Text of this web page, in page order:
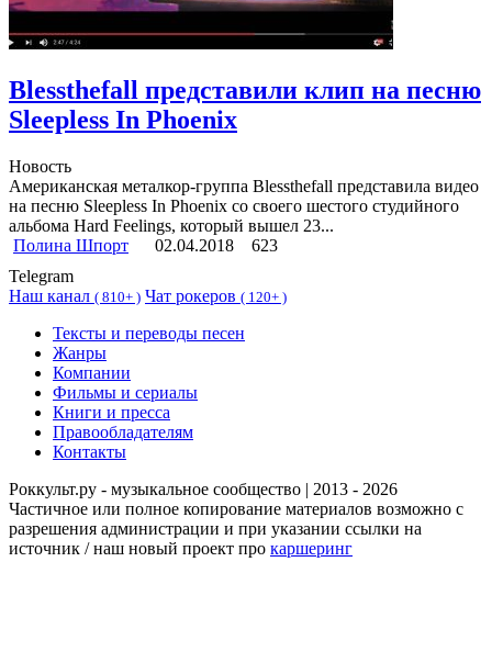
Blessthefall представили клип на песню
Sleepless In Phoenix
Новость
Американская металкор-группа Blessthefall представила видео
на песню Sleepless In Phoenix со своего шестого студийного
альбома Hard Feelings, который вышел 23...
Полина Шпорт
02.04.2018
623
Telegram
Наш канал ( 810+ ) Чат рокеров ( 120+ )
Тексты и переводы песен
Жанры
Компании
Фильмы и сериалы
Книги и пресса
Правообладателям
Контакты
Роккульт.ру - музыкальное сообщество | 2013 - 2026
Частичное или полное копирование материалов возможно с
разрешения администрации и при указании ссылки на
источник / наш новый проект про каршеринг